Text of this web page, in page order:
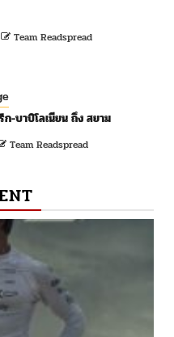
Team Readspread
ก-บาบิโลเนียน ถึง สยาม
Team Readspread